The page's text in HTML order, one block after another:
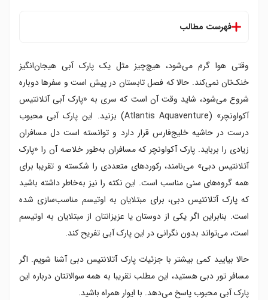
فهرست مطالب
مسیر دسترسی به پارک آبی دبی آتلانتیس
معرفی پارک آبی آتلانتیس دبی
قیمت بلیط پارک آبی دبی آتلانتیس
تخفیف پارک آبی آتلانتیس دبی
ساعت بازدید پارک آبی آتلانتیس دبی
بخش های مختلف پارک آبی آتلانتیس دبی
۱. لیپ آو فیث
۲. اودیسه آو ترور
۳. مدوساز لیر
۴. شاک ویو
۵. هیدرا ریسر
۶. آکواکوندا
۸. رپیدز
۹. ساحل آکواونچر
۱۰. لذت موج سواری در سرفز آپ
وقتی هوا گرم می‌شود، هیچ‌چیز مثل یک پارک آبی هیجان‌انگیز
خنک‌تان نمی‌کند. حالا که فصل تابستان در پیش است و سفرها دوباره
شروع می‌شود، شاید وقت آن است که سری به «پارک آبی آتلانتیس
آکواونچر» (Atlantis Aquaventure) بزنید. این پارک آبی محبوب
درست در حاشیه خلیج‌فارس قرار دارد و توانسته است دل مسافران
زیادی را برباید. پارک آکواونچر که مسافران به‌طور خلاصه آن را «پارک
آتلانتیس دبی» می‌نامند، رکوردهای متعددی را شکسته و تقریبا برای
همه گروه‌های سنی مناسب است. این نکته را نیز به‌خاطر داشته باشید
که پارک آتلانتیس دبی، برای مبتلایان به اوتیسم مناسب‌سازی شده
است. بنابراین اگر یکی از دوستان یا عزیزانتان از مبتلایان به اوتیسم
است، می‌تواند بدون نگرانی در این پارک آبی تفریح کند.
حالا بیایید کمی بیشتر با جزئیات پارک آتلانتیس دبی آشنا شویم. اگر
مسافر تور دبی هستید، این مطلب تقریبا به همه سوالاتتان درباره این
پارک آبی محبوب پاسخ می‌دهد. با ایوار همراه باشید.